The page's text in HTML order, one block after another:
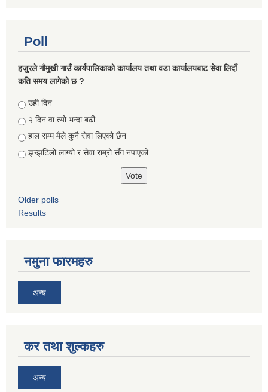
Poll
हजुरले गौमुखी गाउँ कार्यपालिकाको कार्यालय तथा वडा कार्यालयबाट सेवा लिदाँ
कति समय लागेको छ ?
Choices
उही दिन
२ दिन वा त्यो भन्दा बढी
हाल सम्म मैले कुनै सेवा लिएको छैन
झन्झटिलो लाग्यो र सेवा राम्रो सँग नपाएको
Older polls
Results
नमुना फारमहरु
अन्य
कर तथा शुल्कहरु
अन्य